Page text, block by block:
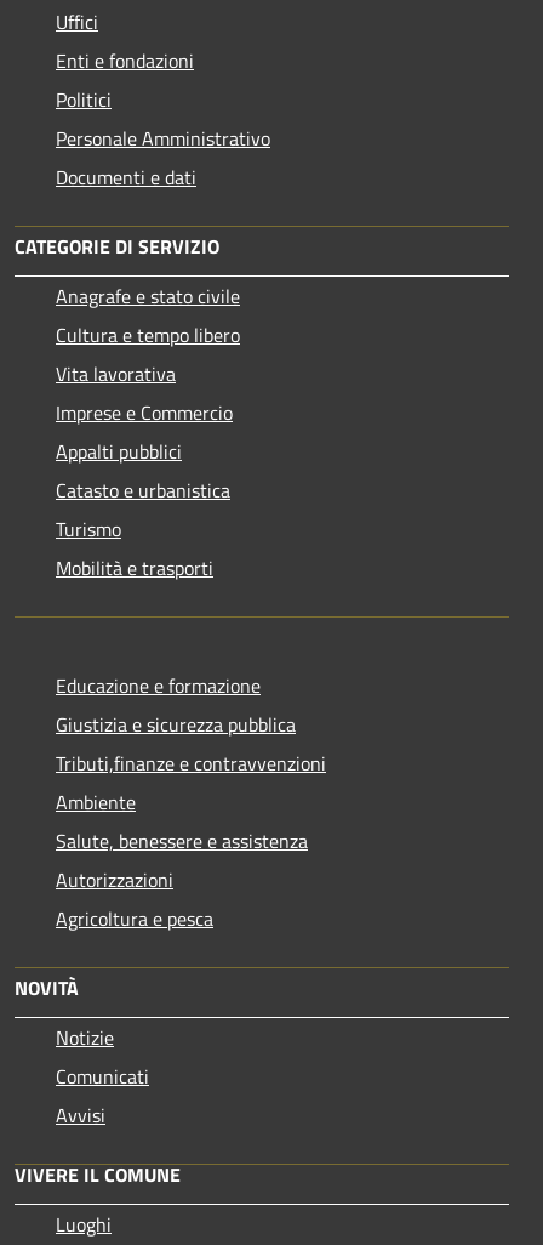
Uffici
Enti e fondazioni
Politici
Personale Amministrativo
Documenti e dati
CATEGORIE DI SERVIZIO
Anagrafe e stato civile
Cultura e tempo libero
Vita lavorativa
Imprese e Commercio
Appalti pubblici
Catasto e urbanistica
Turismo
Mobilità e trasporti
Educazione e formazione
Giustizia e sicurezza pubblica
Tributi,finanze e contravvenzioni
Ambiente
Salute, benessere e assistenza
Autorizzazioni
Agricoltura e pesca
NOVITÀ
Notizie
Comunicati
Avvisi
VIVERE IL COMUNE
Luoghi